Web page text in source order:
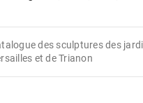
des sculptures des
et de Trianon